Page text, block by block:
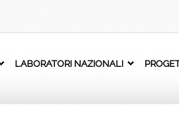
LABORATORI NAZIONALI